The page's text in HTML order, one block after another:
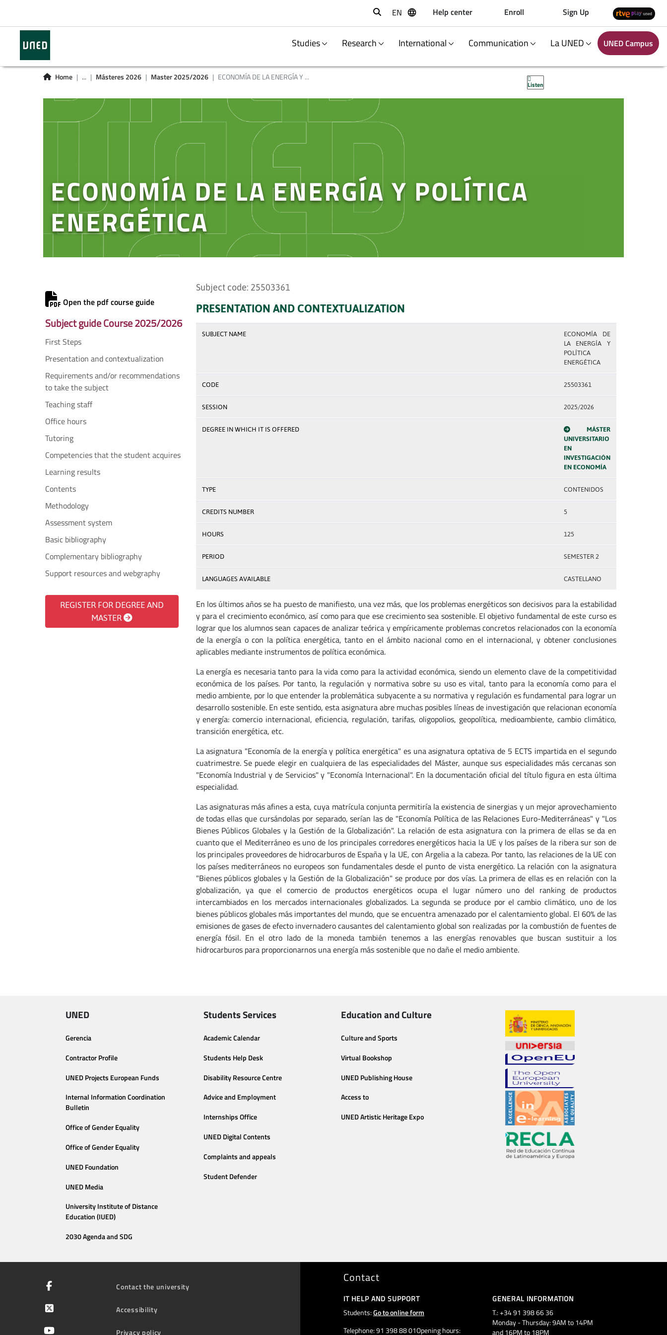
Buscar
EN Help center Enroll Sign Up
Studies Research International Communication La UNED UNED Campus
Home ... Másteres 2026 Master 2025/2026 ECONOMÍA DE LA ENERGÍA Y ...
Listen
ECONOMÍA DE LA ENERGÍA Y POLÍTICA
ENERGÉTICA
Open the pdf course guide
Subject guide Course 2025/2026
First Steps
Presentation and contextualization
Requirements and/or recommendations
to take the subject
Teaching staff
Office hours
Tutoring
Competencies that the student acquires
Learning results
Contents
Methodology
Assessment system
Basic bibliography
Complementary bibliography
Support resources and webgraphy
REGISTER FOR DEGREE AND
MASTER
Subject code: 25503361
PRESENTATION AND CONTEXTUALIZATION
SUBJECT NAME
ECONOMÍA DE
LA ENERGÍA Y
POLÍTICA
ENERGÉTICA
CODE 25503361
SESSION 2025/2026
DEGREE IN WHICH IT IS OFFERED
MÁSTER
UNIVERSITARIO
EN
INVESTIGACIÓN
EN ECONOMÍA
TYPE CONTENIDOS
CREDITS NUMBER 5
HOURS 125
PERIOD SEMESTER 2
LANGUAGES AVAILABLE CASTELLANO
En los últimos años se ha puesto de manifiesto, una vez más, que los problemas energéticos son decisivos para la estabilidad
y para el crecimiento económico, así como para que ese crecimiento sea sostenible. El objetivo fundamental de este curso es
lograr que los alumnos sean capaces de analizar teórica y empíricamente problemas concretos relacionados con la economía
de la energía o con la política energética, tanto en el ámbito nacional como en el internacional, y obtener conclusiones
aplicables mediante instrumentos de política económica.
La energía es necesaria tanto para la vida como para la actividad económica, siendo un elemento clave de la competitividad
económica de los países. Por tanto, la regulación y normativa sobre su uso es vital, tanto para la economía como para el
medio ambiente, por lo que entender la problemática subyacente a su normativa y regulación es fundamental para lograr un
desarrollo sostenible. En este sentido, esta asignatura abre muchas posibles líneas de investigación que relacionan economía
y energía: comercio internacional, eficiencia, regulación, tarifas, oligopolios, geopolítica, medioambiente, cambio climático,
transición energética, etc.
La asignatura "Economía de la energía y política energética" es una asignatura optativa de 5 ECTS impartida en el segundo
cuatrimestre. Se puede elegir en cualquiera de las especialidades del Máster, aunque sus especialidades más cercanas son
"Economía Industrial y de Servicios" y "Economía Internacional". En la documentación oficial del título figura en esta última
especialidad.
Las asignaturas más afines a esta, cuya matrícula conjunta permitiría la existencia de sinergias y un mejor aprovechamiento
de todas ellas que cursándolas por separado, serían las de "Economía Política de las Relaciones Euro-Mediterráneas" y "Los
Bienes Públicos Globales y la Gestión de la Globalización". La relación de esta asignatura con la primera de ellas se da en
cuanto que el Mediterráneo es uno de los principales corredores energéticos hacia la UE y los países de la ribera sur son de
los principales proveedores de hidrocarburos de España y la UE, con Argelia a la cabeza. Por tanto, las relaciones de la UE con
los países mediterráneos no europeos son fundamentales desde el punto de vista energético. La relación con la asignatura
"Bienes públicos globales y la Gestión de la Globalización" se produce por dos vías. La primera de ellas es en relación con la
globalización, ya que el comercio de productos energéticos ocupa el lugar número uno del ranking de productos
intercambiados en los mercados internacionales globalizados. La segunda se produce por el cambio climático, uno de los
bienes públicos globales más importantes del mundo, que se encuentra amenazado por el calentamiento global. El 60% de las
emisiones de gases de efecto invernadero causantes del calentamiento global son realizadas por la combustión de fuentes de
energía fósil. En el otro lado de la moneda también tenemos a las energías renovables que buscan sustituir a los
hidrocarburos para proporcionarnos una energía más sostenible que no dañe el medio ambiente.
UNED
Gerencia
Contractor Profile
UNED Projects European Funds
Internal Information Coordination
Bulletin
Office of Gender Equality
Office of Gender Equality
UNED Foundation
UNED Media
University Institute of Distance
Education (IUED)
2030 Agenda and SDG
Students Services
Academic Calendar
Students Help Desk
Disability Resource Centre
Advice and Employment
Internships Office
UNED Digital Contents
Complaints and appeals
Student Defender
Education and Culture
Culture and Sports
Virtual Bookshop
UNED Publishing House
Access to
UNED Artistic Heritage Expo
Contact the university
Accessibility
Privacy policy
Contact
IT HELP AND SUPPORT
Students:Go to online form
Telephone: 91 398 88 01Opening hours:
GENERAL INFORMATION
T.: +34 91 398 66 36
Monday - Thursday: 9AM to 14PM
and 16PM to 18PM